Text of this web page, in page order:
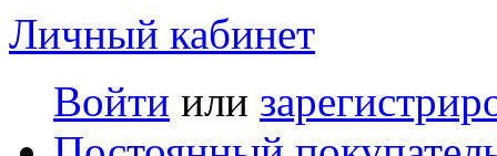
Личный кабинет
Войти или